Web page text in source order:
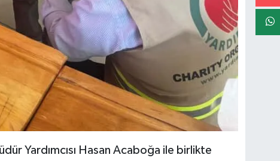
Yardımcısı Hasan Acaboğa ile birlikte